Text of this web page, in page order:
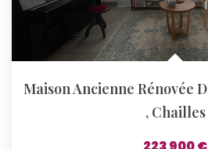
, Chailles